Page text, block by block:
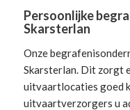
Persoonlijke
Skarsterlan
Onze
Skarsterlan. Dit zorgt
uitvaartlocaties goed
uitvaartverzorgers u